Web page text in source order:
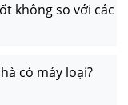
không so với các
có máy loại?